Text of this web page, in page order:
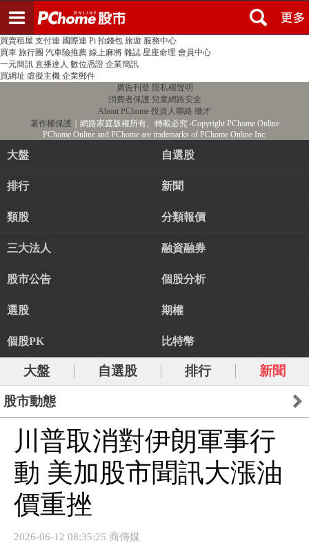
PChome首頁 線上購物 24h購物 書店
買賣租屋 支付連 國際連 Pi 拍錢包 旅遊 服務中心
買車 旅行團 汽車險推薦 線上麻將 雜誌 星座命理 會員中心
一元簡訊 直播達人 數位憑證 企業簡訊
買網址 虛擬主機 企業郵件
廣告刊登 隱私權聲明
消費者保護 兒童網路安全
About PChome 投資人聯絡 徵才
著作權保護 ｜網路家庭版權所有、轉載必究‧Copyright PChome Online
PChome Online and PChome are trademarks of PChome Online Inc.
大盤 自選股
排行 新聞
類股 分類報價
三大法人 融資融券
股市公告 個股分析
選股 期權
個股PK 比特幣
大盤 自選股 排行 新聞
股市動態
川普取消對伊朗軍事行
動 美加股市聞訊大漲油
價重挫
2026-06-12 08:35:25 商傳媒